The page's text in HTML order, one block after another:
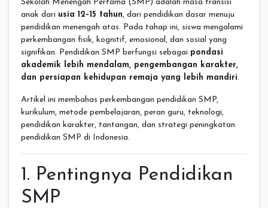
Sekolah Menengah Pertama (SMP) adalah masa transisi
anak dari usia 12–15 tahun, dari pendidikan dasar menuju
pendidikan menengah atas. Pada tahap ini, siswa mengalami
perkembangan fisik, kognitif, emosional, dan sosial yang
signifikan. Pendidikan SMP berfungsi sebagai pondasi
akademik lebih mendalam, pengembangan karakter,
dan persiapan kehidupan remaja yang lebih mandiri.
Artikel ini membahas perkembangan pendidikan SMP,
kurikulum, metode pembelajaran, peran guru, teknologi,
pendidikan karakter, tantangan, dan strategi peningkatan
pendidikan SMP di Indonesia.
1. Pentingnya Pendidikan
SMP